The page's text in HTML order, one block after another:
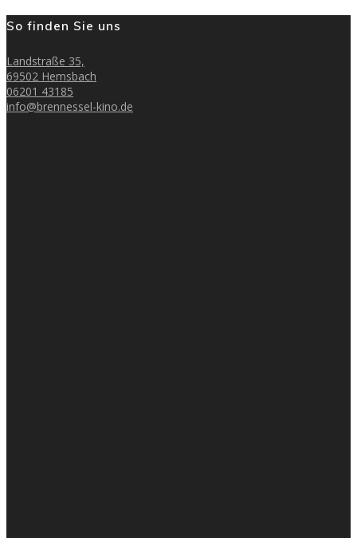
So finden Sie uns
Landstraße 35,
69502 Hemsbach
06201 43185
info@brennessel-kino.de